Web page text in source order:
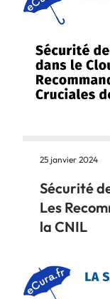
25 janvier 2024
Sécurité
Les
la CNIL